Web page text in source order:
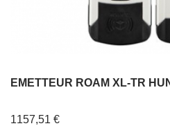
EMETTEUR ROAM XL-TR
1157,51 €